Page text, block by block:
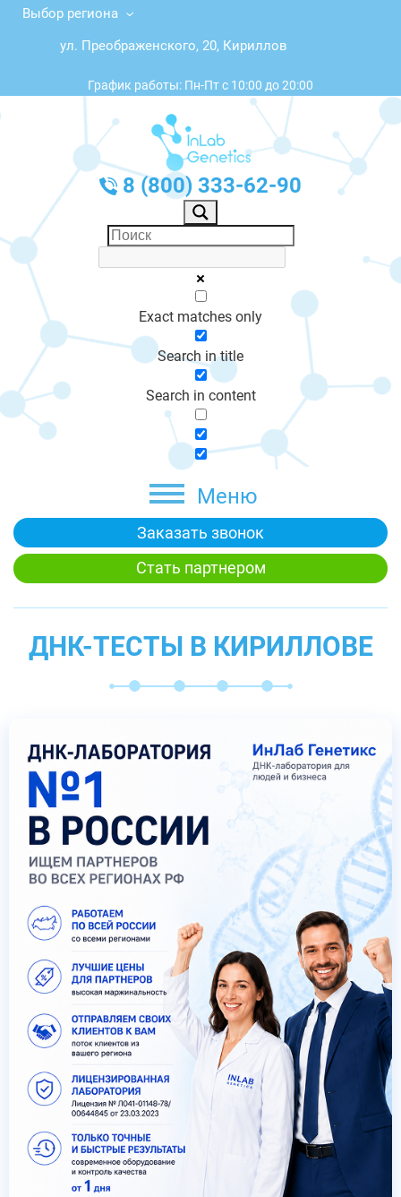
Выбор региона
ул. Преображенского, 20, Кириллов
График работы: Пн-Пт с 10:00 до 20:00
8 (800) 333-62-90
Exact matches only
Search in title
Search in content
Меню
Заказать звонок
Стать партнером
ДНК-ТЕСТЫ В КИРИЛЛОВЕ